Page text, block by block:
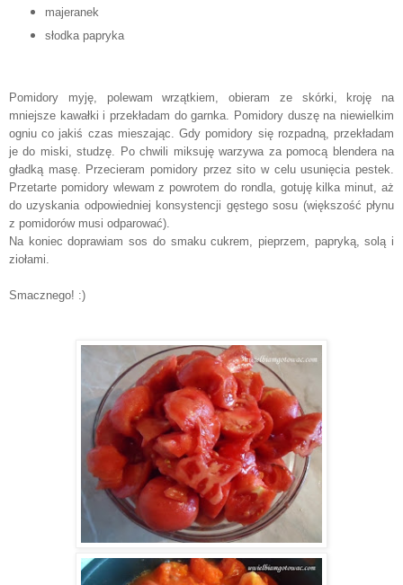
majeranek
słodka papryka
Pomidory myję, polewam wrzątkiem, obieram ze skórki, kroję na
mniejsze kawałki i przekładam do garnka. Pomidory duszę na niewielkim
ogniu co jakiś czas mieszając. Gdy pomidory się rozpadną, przekładam
je do miski, studzę. Po chwili miksuję warzywa za pomocą blendera na
gładką masę. Przecieram pomidory przez sito w celu usunięcia pestek.
Przetarte pomidory wlewam z powrotem do rondla, gotuję kilka minut, aż
do uzyskania odpowiedniej konsystencji gęstego sosu (większość płynu
z pomidorów musi odparować).
Na koniec doprawiam sos do smaku cukrem, pieprzem, papryką, solą i
ziołami.
Smacznego! :)